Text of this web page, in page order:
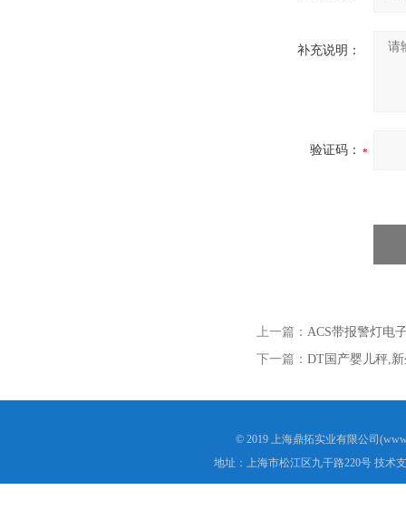
补充说明：
验证码：
上一篇： ACS带报警灯电
下一篇： DT国产婴儿秤,
© 2019 上海鼎拓实业有限公司
地址：上海市松江区九干路220号 技术